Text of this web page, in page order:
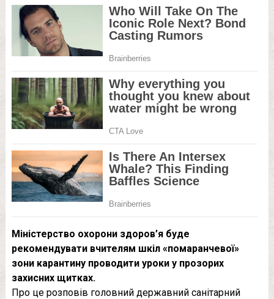
Міністерство охорони здоров’я буде
рекомендувати вчителям шкіл «помаранчевої»
зони карантину проводити уроки у прозорих
захисних щитках.
Про це розповів головний державний санітарний